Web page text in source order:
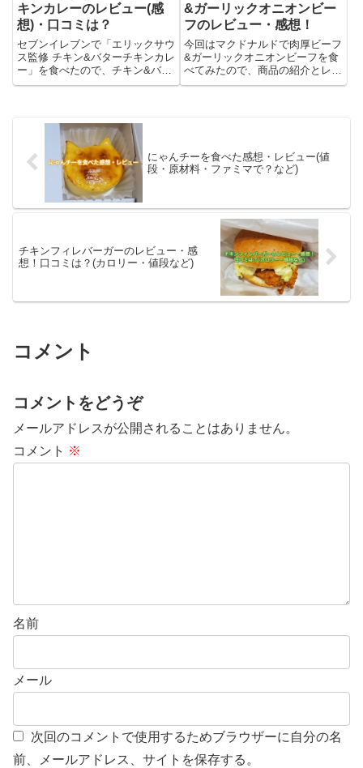
キンカレーのレビュー(感
想)・口コミは？
セブンイレブンで「エリックサウ
ス監修 チキン&バターチキンカレ
ー」を食べたので、チキン&バタ
ーチキンカレーについての情報ま
監修 チキン&バターチキンカレ
ー」とは？セブンイレブンで現...
&ガーリックオニオンビー
フのレビュー・感想！
今回はマクドナルドで肉厚ビーフ
&ガーリックオニオンビーフを食
べてみたので、商品の紹介とレビ
ュー(感想)を書いています。肉厚
にゃんチーを食べた感想・レビュー(値
段・原材料・ファミマで？など)
チキンフィレバーガーのレビュー・感
想！口コミは？(カロリー・値段など)
コメント
コメントをどうぞ
メールアドレスが公開されることはありません。
コメント ※
名前
メール
次回のコメントで使用するためブラウザーに自分の名
前、メールアドレス、サイトを保存する。